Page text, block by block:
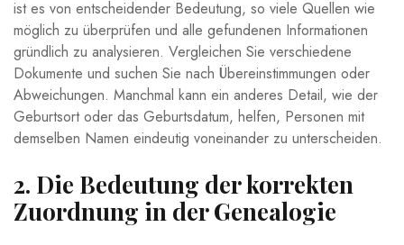
ist es von entscheidender Bedeutung, so viele Quellen wie
möglich zu überprüfen und alle gefundenen Informationen
gründlich zu analysieren. Vergleichen Sie verschiedene
Dokumente und suchen Sie nach Übereinstimmungen oder
Abweichungen. Manchmal kann ein anderes Detail, wie der
Geburtsort oder das Geburtsdatum, helfen, Personen mit
demselben Namen eindeutig voneinander zu unterscheiden.
2. Die Bedeutung der korrekten
Zuordnung in der Genealogie